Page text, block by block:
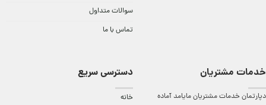
سوالات متداول
تماس با ما
خدمات مشتریان
دپارتمان خدمات مشتریان مایامد آماده
دسترسی سریع
خانه